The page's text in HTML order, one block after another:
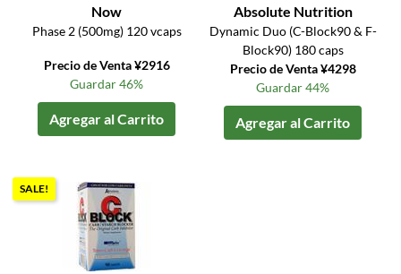
Now
Phase 2 (500mg) 120 vcaps
Precio de Venta ¥2916
Guardar 46%
Agregar al Carrito
Absolute Nutrition
Dynamic Duo (C-Block90 & F-
Block90) 180 caps
Precio de Venta ¥4298
Guardar 44%
Agregar al Carrito
SALE!